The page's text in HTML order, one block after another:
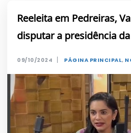
Reeleita em Pedreiras,
disputar a presidência
09/10/2024 | PÁGINA PRINCIPAL,